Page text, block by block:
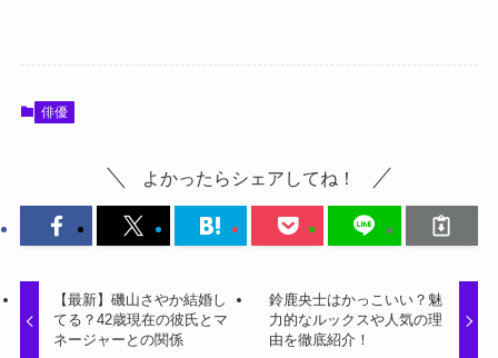
俳優
よかったらシェアしてね！
【最新】磯山さやか結婚し
てる？42歳現在の彼氏とマ
ネージャーとの関係
鈴鹿央士はかっこいい？魅
力的なルックスや人気の理
由を徹底紹介！